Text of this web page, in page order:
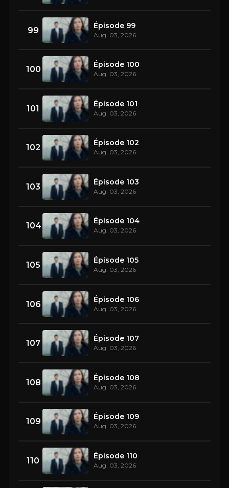
99 Épisode 99
Aug. 03, 2026
100 Épisode 100
Aug. 03, 2026
101 Épisode 101
Aug. 03, 2026
102 Épisode 102
Aug. 03, 2026
103 Épisode 103
Aug. 03, 2026
104 Épisode 104
Aug. 03, 2026
105 Épisode 105
Aug. 03, 2026
106 Épisode 106
Aug. 03, 2026
107 Épisode 107
Aug. 03, 2026
108 Épisode 108
Aug. 03, 2026
109 Épisode 109
Aug. 03, 2026
110 Épisode 110
Aug. 03, 2026